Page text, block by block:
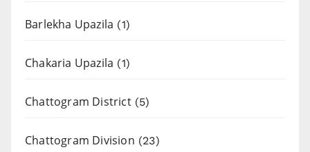
Barlekha Upazila (1)
Chakaria Upazila (1)
Chattogram District(5)
Chattogram Division (23)